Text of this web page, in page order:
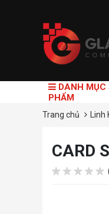
DANH MỤC
PHẨM
Trang chủ Linh
CARD